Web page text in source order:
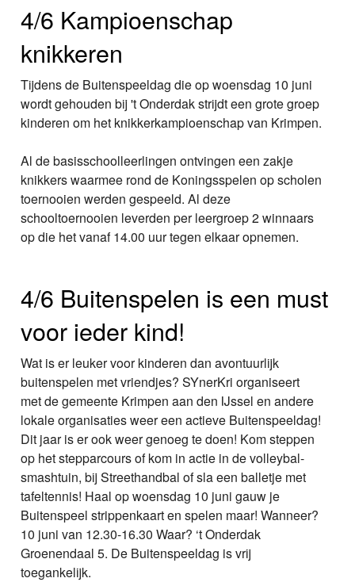
4/6 Kampioenschap
knikkeren
Tijdens de Buitenspeeldag die op woensdag 10 juni
wordt gehouden bij 't Onderdak strijdt een grote groep
kinderen om het knikkerkampioenschap van Krimpen.
Al de basisschoolleerlingen ontvingen een zakje
knikkers waarmee rond de Koningsspelen op scholen
toernooien werden gespeeld. Al deze
schooltoernooien leverden per leergroep 2 winnaars
op die het vanaf 14.00 uur tegen elkaar opnemen.
4/6 Buitenspelen is een must
voor ieder kind!
Wat is er leuker voor kinderen dan avontuurlijk
buitenspelen met vriendjes? SYnerKri organiseert
met de gemeente Krimpen aan den IJssel en andere
lokale organisaties weer een actieve Buitenspeeldag!
Dit jaar is er ook weer genoeg te doen! Kom steppen
op het stepparcours of kom in actie in de volleybal-
smashtuin, bij Streethandbal of sla een balletje met
tafeltennis! Haal op woensdag 10 juni gauw je
Buitenspeel strippenkaart en spelen maar! Wanneer?
10 juni van 12.30-16.30 Waar? ‘t Onderdak
Groenendaal 5. De Buitenspeeldag is vrij
toegankelijk.